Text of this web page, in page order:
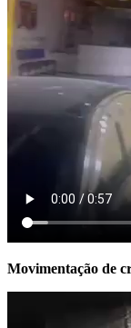
Movimentação de